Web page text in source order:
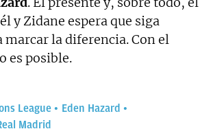
y Zidane espera que siga
marcar la diferencia. Con el
es posible.
League
Eden Hazard
Madrid